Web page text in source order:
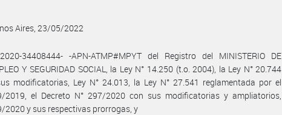
Aires, 23/05/2022
34408444- -APN-ATMP#MPYT del Registro del MINISTERIO DE
Y SEGURIDAD SOCIAL, la Ley N° 14.250 (t.o. 2004), la Ley N° 20.744
modificatorias, Ley N° 24.013, la Ley N° 27.541 reglamentada por el
2019, el Decreto N° 297/2020 con sus modificatorias y ampliatorios,
2020 y sus respectivas prorrogas, y